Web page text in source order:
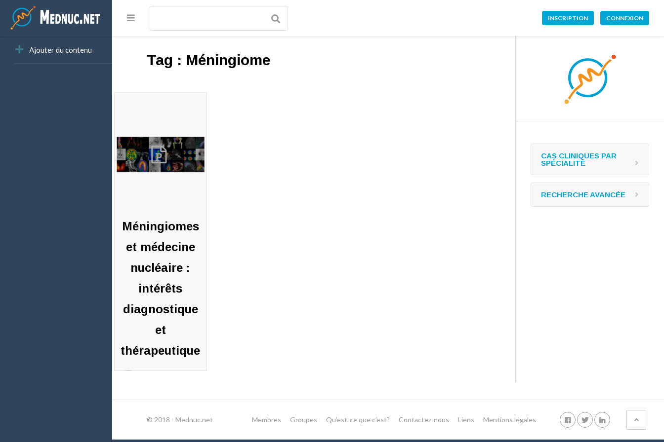
INSCRIPTION CONNEXION
Ajouter du contenu
Tag : Méningiome
Méningiomes
et médecine
nucléaire :
intérêts
diagnostique
et
thérapeutique
Benoit
CAS CLINIQUES PAR
SPÉCIALITÉ
RECHERCHE AVANCÉE
© 2018 - Mednuc.net Membres Groupes Qu’est-ce que c’est? Contactez-nous Liens Mentions légales